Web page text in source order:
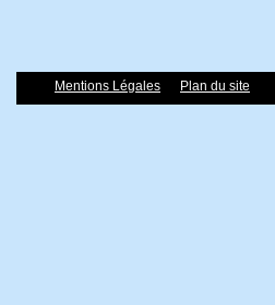
Mentions Légales Plan du site